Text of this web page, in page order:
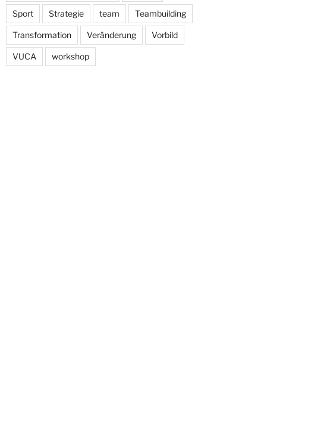
Sport Strategie team Teambuilding
Transformation Veränderung Vorbild
VUCA workshop